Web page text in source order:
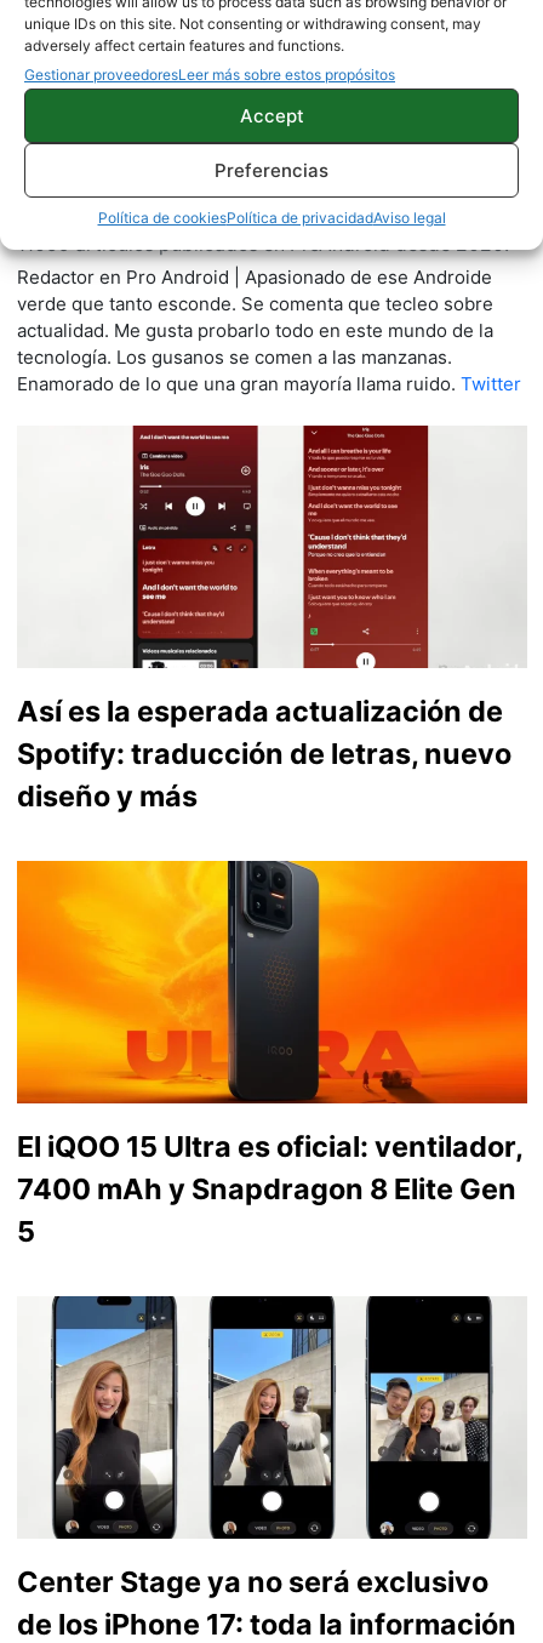
unique IDs on this site. Not consenting or withdrawing consent, may
adversely affect certain features and functions.
Gestionar proveedoresLeer más sobre estos propósitos
Accept
Preferencias
Política de cookiesPolítica de privacidadAviso legal
Quelian Sanz
Redactor en Pro Android | Apasionado de ese Androide
verde que tanto esconde. Se comenta que tecleo sobre
actualidad. Me gusta probarlo todo en este mundo de la
tecnología. Los gusanos se comen a las manzanas.
Enamorado de lo que una gran mayoría llama ruido. Twitter
Así es la esperada actualización de
Spotify: traducción de letras, nuevo
diseño y más
El iQOO 15 Ultra es oficial: ventilador,
7400 mAh y Snapdragon 8 Elite Gen
5
Center Stage ya no será exclusivo
de los iPhone 17: toda la información